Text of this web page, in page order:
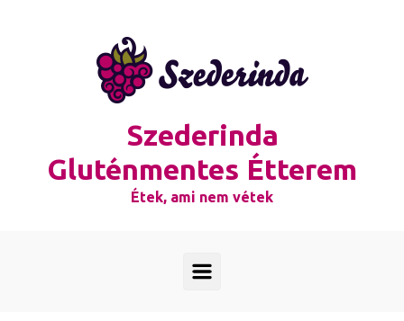
Szederinda
Gluténmentes Étterem
Étek, ami nem vétek